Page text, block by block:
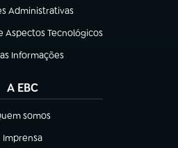
Administrativas
nova aba)
Aspectos Tecnológicos
aba)
Informações
em nova aba)
A EBC
somos
em nova aba)
Imprensa
(abre em nova aba)